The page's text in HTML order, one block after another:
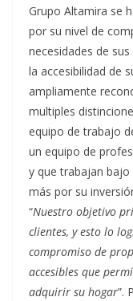
Grupo Altamira se
por su nivel de
necesidades de
la accesibilidad de
ampliamente
multiples
equipo de trabajo
un equipo de
y que trabajan bajo
más por su
“Nuestro objetivo
clientes, y esto lo
compromiso de
accesibles que
adquirir su hogar”.